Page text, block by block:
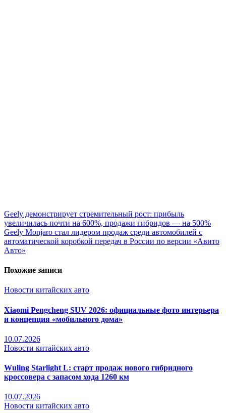
Навигация
по
записям
Geely демонстрирует стремительный рост: прибыль
увеличилась почти на 600%, продажи гибридов — на 500%
Geely Monjaro стал лидером продаж среди автомобилей с
автоматической коробкой передач в России по версии «Авито
Авто»
Похожие записи
Новости китайских авто
Xiaomi Pengcheng SUV 2026: официальные фото интерьера
и концепция «мобильного дома»
10.07.2026
Новости китайских авто
Wuling Starlight L: старт продаж нового гибридного
кроссовера с запасом хода 1260 км
10.07.2026
Новости китайских авто